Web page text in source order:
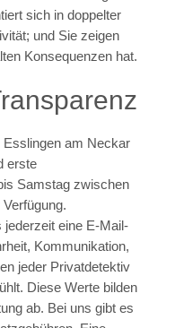
sich in doppelter
und Sie zeigen
Konsequenzen hat.
am Neckar
erste
Samstag zwischen
eine E-Mail-
Kommunikation,
jeder Privatdetektiv
Diese Werte bilden
ab. Bei uns gibt es